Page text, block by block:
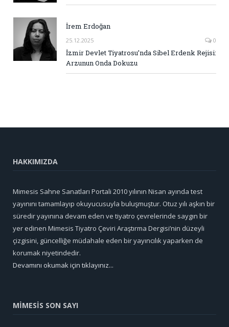
İrem Erdoğan
25.12.2025 0
İzmir Devlet Tiyatrosu’nda Sibel Erdenk Rejisi:
Arzunun Onda Dokuzu
HAKKIMIZDA
Mimesis Sahne Sanatları Portali 2010 yılının Nisan ayında test
yayınını tamamlayıp okuyucusuyla buluşmuştur. Otuz yılı aşkın bir
süredir yayınına devam eden ve tiyatro çevrelerinde saygın bir
yer edinen Mimesis Tiyatro Çeviri Araştırma Dergisi’nin düzeyli
çizgisini, güncelliğe müdahale eden bir yayıncılık yaparken de
korumak niyetindedir.
Devamını okumak için tıklayınız...
MİMESİS SON SAYI